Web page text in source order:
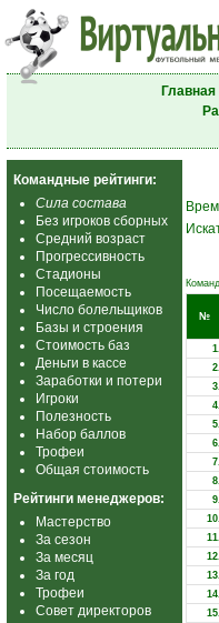
Главная|
Командные рейтинги:
Сила состава
Без игроков сборных
Средний возраст
Прогрессивность
Стадионы
Посещаемость
Число болельщиков
Базы и строения
Стоимость баз
Деньги в кассе
Заработки и потери
Игроки
Полезность
Набор баллов
Трофеи
Общая стоимость
Рейтинги менеджеров:
Мастерство
За сезон
За месяц
За год
Трофеи
Совет директоров
№
1.
2.
3.
4.
5.
6.
7.
8.
9.
10.
11.
12.
13.
14.
15.